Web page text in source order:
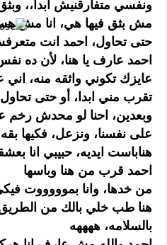
ونفسي متفارقنيش ابدا،،
مش بثق فيها هي، انا مش
حتى تحاول، احمد انت
احمد عارف يا هنا، لأن ده
عايزك تكوني واثقه منه، اني
تقرب مني ابدا، أو حتى
وبعدين، احنا لو محدش رخم
على نفسنا، ونزعل، فكيها
هناباست ايديه، حبيبي انا
احمد قرب من هنا وباسها
من خدها، وانا بموووووت
هنا طب خلي بالك من
بالسلامه، ههههه